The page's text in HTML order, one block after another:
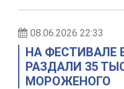
08.06.2026 22:33
НА ФЕСТИВАЛЕ
РАЗДАЛИ 35
МОРОЖЕНОГО